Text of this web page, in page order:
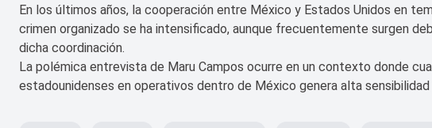
En los últimos años, la cooperación entre México y Estados Unidos en
crimen organizado se ha intensificado, aunque frecuentemente surgen
dicha coordinación.
La polémica entrevista de Maru Campos ocurre en un contexto donde
estadounidenses en operativos dentro de México genera alta